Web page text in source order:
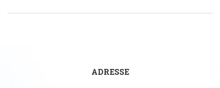
ADRESSE